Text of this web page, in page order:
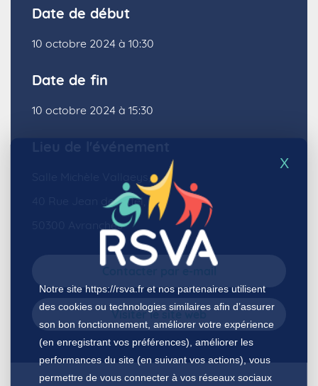
Date de début
10 octobre 2024 à 10:30
Date de fin
10 octobre 2024 à 15:30
Salle Michèle Vallaeys,
40 Rue Jean de Vittel,
50300 Avranches
Contacter par e-mail
Visiter le site web
X
Notre site https://rsva.fret nos partenaires utilisent
des cookies ou technologies similaires afin d’assurer
son bon fonctionnement, améliorer votre expérience
(en enregistrant vos préférences), améliorer les
performances du site (en suivant vos actions), vous
permettre de vous connecter à vos réseaux sociaux